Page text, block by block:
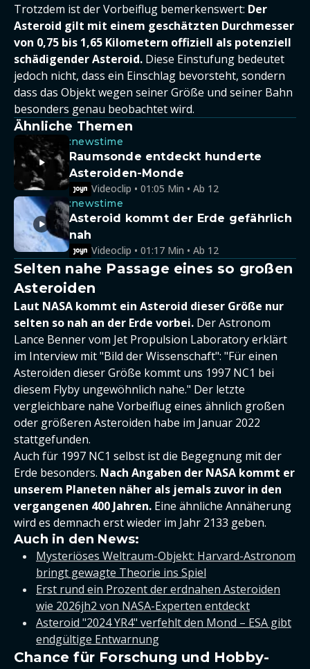
Trotzdem ist der Vorbeiflug bemerkenswert: Der
Asteroid gilt mit einem geschätzten Durchmesser
von 0,75 bis 1,65 Kilometern offiziell als potenziell
schädigender Asteroid. Diese Einstufung bedeutet
jedoch nicht, dass ein Einschlag bevorsteht, sondern
dass das Objekt wegen seiner Größe und seiner Bahn
besonders genau beobachtet wird.
Ähnliche Themen
:newstime
Raumsonde entdeckt hunderte
Asteroiden-Monde
Videoclip • 01:05 Min • Ab 12
:newstime
Asteroid kommt der Erde gefährlich
nah
Videoclip • 01:17 Min • Ab 12
Selten nahe Passage eines so großen
Asteroiden
Laut NASA kommt ein Asteroid dieser Größe nur
selten so nah an der Erde vorbei. Der Astronom
Lance Benner vom Jet Propulsion Laboratory erklärt
im Interview mit "Bild der Wissenschaft": "Für einen
Asteroiden dieser Größe kommt uns 1997 NC1 bei
diesem Flyby ungewöhnlich nahe." Der letzte
vergleichbare nahe Vorbeiflug eines ähnlich großen
oder größeren Asteroiden habe im Januar 2022
stattgefunden.
Auch für 1997 NC1 selbst ist die Begegnung mit der
Erde besonders. Nach Angaben der NASA kommt er
unserem Planeten näher als jemals zuvor in den
vergangenen 400 Jahren. Eine ähnliche Annäherung
wird es demnach erst wieder im Jahr 2133 geben.
Auch in den News:
Mysteriöses Weltraum-Objekt: Harvard-Astronom
bringt gewagte Theorie ins Spiel
Erst rund ein Prozent der erdnahen Asteroiden
wie 2026jh2 von NASA-Experten entdeckt
Asteroid "2024 YR4" verfehlt den Mond – ESA gibt
endgültige Entwarnung
Chance für Forschung und Hobby-